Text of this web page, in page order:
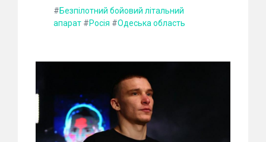
#Безпілотний бойовий літальний
апарат #Росія #Одеська область